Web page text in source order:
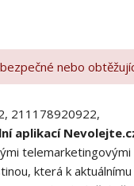
nebo
211178920922,
aplikací
telemarketingovými
která k